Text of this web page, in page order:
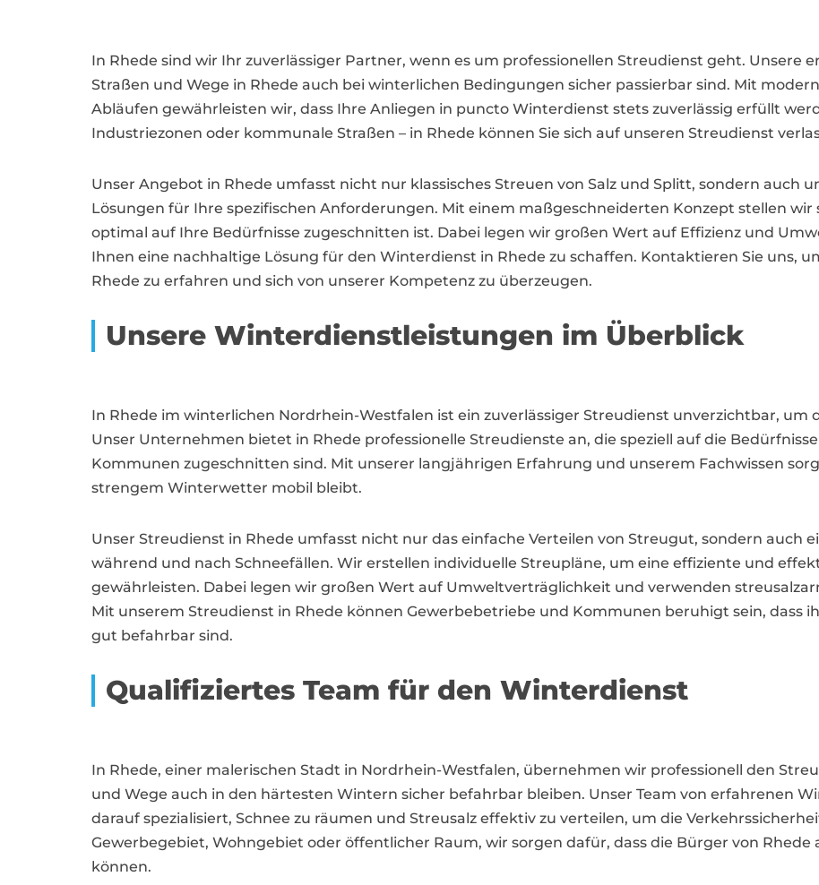
In Rhede sind wir Ihr zuverlässiger Partner, wenn es um professionellen Streudienst geht. Unsere
Straßen und Wege in Rhede auch bei winterlichen Bedingungen sicher passierbar sind. Mit
Abläufen gewährleisten wir, dass Ihre Anliegen in puncto Winterdienst stets zuverlässig erfüllt
Industriezonen oder kommunale Straßen – in Rhede können Sie sich auf unseren Streudienst
Unser Angebot in Rhede umfasst nicht nur klassisches Streuen von Salz und Splitt, sondern auch
Lösungen für Ihre spezifischen Anforderungen. Mit einem maßgeschneiderten Konzept stellen wir
optimal auf Ihre Bedürfnisse zugeschnitten ist. Dabei legen wir großen Wert auf Effizienz und
Ihnen eine nachhaltige Lösung für den Winterdienst in Rhede zu schaffen. Kontaktieren Sie uns,
Rhede zu erfahren und sich von unserer Kompetenz zu überzeugen.
Unsere Winterdienstleistungen im Überblick
In Rhede im winterlichen Nordrhein-Westfalen ist ein zuverlässiger Streudienst unverzichtbar, um
Unser Unternehmen bietet in Rhede professionelle Streudienste an, die speziell auf die
Kommunen zugeschnitten sind. Mit unserer langjährigen Erfahrung und unserem Fachwissen
strengem Winterwetter mobil bleibt.
Unser Streudienst in Rhede umfasst nicht nur das einfache Verteilen von Streugut, sondern auch
während und nach Schneefällen. Wir erstellen individuelle Streupläne, um eine effiziente und
gewährleisten. Dabei legen wir großen Wert auf Umweltverträglichkeit und verwenden
Mit unserem Streudienst in Rhede können Gewerbebetriebe und Kommunen beruhigt sein, dass
gut befahrbar sind.
Qualifiziertes Team für den Winterdienst
In Rhede, einer malerischen Stadt in Nordrhein-Westfalen, übernehmen wir professionell den
und Wege auch in den härtesten Wintern sicher befahrbar bleiben. Unser Team von erfahrenen
darauf spezialisiert, Schnee zu räumen und Streusalz effektiv zu verteilen, um die
Gewerbegebiet, Wohngebiet oder öffentlicher Raum, wir sorgen dafür, dass die Bürger von Rhede
können.